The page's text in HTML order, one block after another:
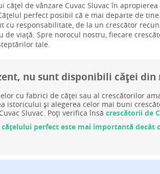
cățel de vânzare Cuvac Sluvac în
perfect posibil că e mai departe de
cu responsabilitate, de la un crescător
de viață. Spre norocul nostru, fiecare
tale.
nu sunt disponibili căței din
cu fabrici de căței sau al crescătorilor
istoricului și alegerea celor mai buni
Sluvac. Poți verifica însă crescătorii de
cățelului perfect este mai importantă decât